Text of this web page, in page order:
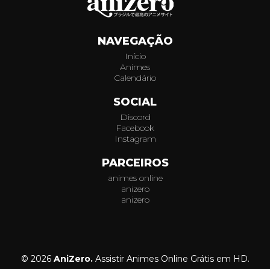
NAVEGAÇÃO
Início
Animes
Calendário
SOCIAL
Discord
Facebook
Instagram
PARCEIROS
animes online
anizero
anizero
© 2026 AniZero.Assistir Animes Online Grátis em HD.